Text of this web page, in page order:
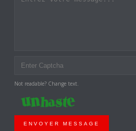
Not readable? Change text.
ENVOYER MESSAGE